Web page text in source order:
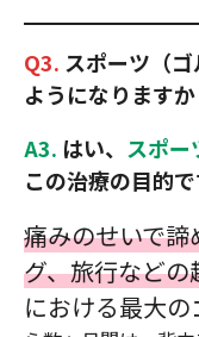
Q3. スポーツ（
ようになりますか
A3. はい、 スポー
この治療の目的で
痛みのせいで
グ、旅行などの
における最大の